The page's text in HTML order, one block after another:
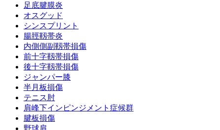
足底腱膜炎
オスグッド
シンスプリント
腸脛靱帯炎
内側側副靱帯損傷
前十字靱帯損傷
後十字靱帯損傷
ジャンパー膝
半月板損傷
テニス肘
肩峰下インピンジメント症候群
腱板損傷
野球肩